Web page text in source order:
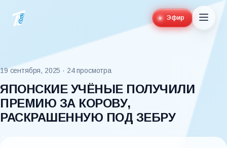
Эфир
19 сентября, 2025 · 24 просмотра
ЯПОНСКИЕ УЧЁНЫЕ ПОЛУЧИЛИ
ПРЕМИЮ ЗА КОРОВУ,
РАСКРАШЕННУЮ ПОД ЗЕБРУ